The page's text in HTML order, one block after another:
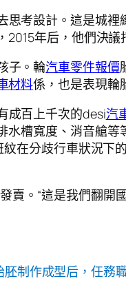
考設計。這是城
2015年后，他們決
子。輪汽車零件報價
材料係，也是表現輪
成百上千次的desi汽
槽寬度、消音艙
在分歧行車狀況下
。“這是我們翻開
制作成型后，任務